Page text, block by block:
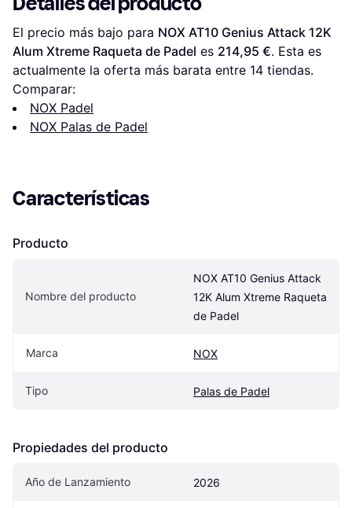
El precio más bajo para NOX AT10 Genius Attack 12K
Alum Xtreme Raqueta de Padel es 214,95 €. Esta es
actualmente la oferta más barata entre 14 tiendas.
Comparar:
NOX Padel
NOX Palas de Padel
Características
Producto
Nombre del producto
NOX AT10 Genius Attack
12K Alum Xtreme Raqueta
de Padel
Marca NOX
Tipo Palas de Padel
Propiedades del producto
Año de Lanzamiento 2026